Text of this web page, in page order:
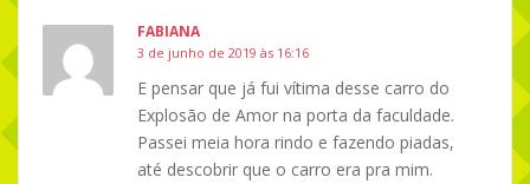
FABIANA
3 de junho de 2019 às 16:16
E pensar que já fui vítima desse carro do
Explosão de Amor na porta da faculdade.
Passei meia hora rindo e fazendo piadas,
até descobrir que o carro era pra mim.